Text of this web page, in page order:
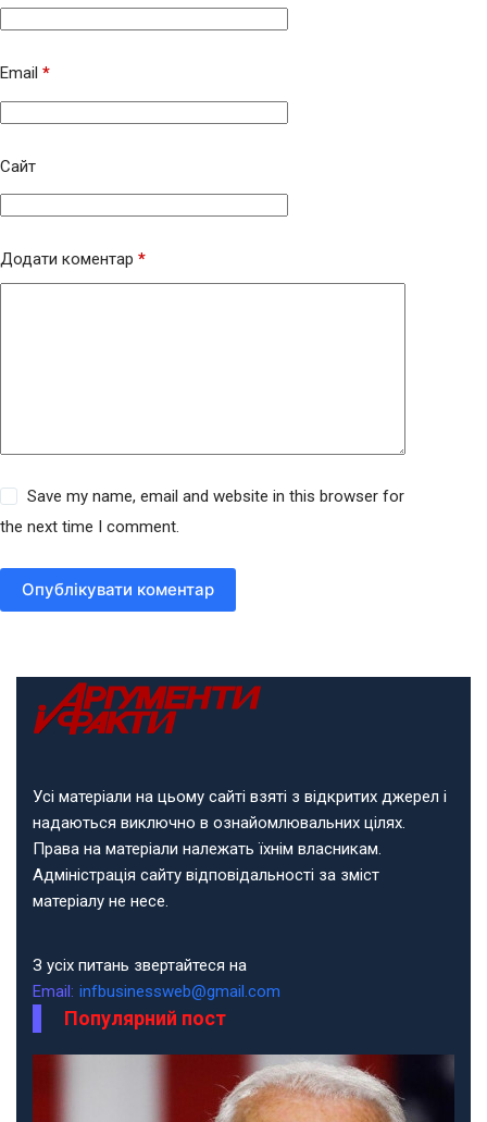
Email *
Сайт
Додати коментар *
Save my name, email and website in this browser for
the next time I comment.
Опублікувати коментар
Усі матеріали на цьому сайті взяті з відкритих джерел і
надаються виключно в ознайомлювальних цілях.
Права на матеріали належать їхнім власникам.
Адміністрація сайту відповідальності за зміст
матеріалу не несе.
З усіх питань звертайтеся на
Email: infbusinessweb@gmail.com
Популярний пост